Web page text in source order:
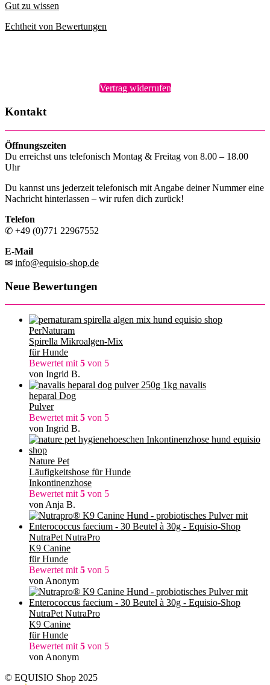
Gut zu wissen
Echtheit von Bewertungen
Vertrag widerrufen
Kontakt
Öffnungszeiten
Du erreichst uns telefonisch Montag & Freitag von 8.00 – 18.00
Uhr
Du kannst uns jederzeit telefonisch mit Angabe deiner Nummer eine
Nachricht hinterlassen – wir rufen dich zurück!
Telefon
✆ +49 (0)771 22967552
E-Mail
✉ info@equisio-shop.de
Neue Bewertungen
PerNaturam
Spirella Mikroalgen-Mix
für Hunde
Bewertet mit 5 von 5
von Ingrid B.
navalis
heparal Dog
Pulver
Bewertet mit 5 von 5
von Ingrid B.
Nature Pet
Läufigkeitshose für Hunde
Inkontinenzhose
Bewertet mit 5 von 5
von Anja B.
NutraPet NutraPro
K9 Canine
für Hunde
Bewertet mit 5 von 5
von Anonym
NutraPet NutraPro
K9 Canine
für Hunde
Bewertet mit 5 von 5
von Anonym
© EQUISIO Shop 2025